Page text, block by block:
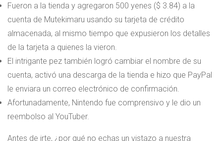
Fueron a la tienda y agregaron 500 yenes ($ 3.84) a la
cuenta de Mutekimaru usando su tarjeta de crédito
almacenada, al mismo tiempo que expusieron los detalles
de la tarjeta a quienes la vieron.
El intrigante pez también logró cambiar el nombre de su
cuenta, activó una descarga de la tienda e hizo que PayPal
le enviara un correo electrónico de confirmación.
Afortunadamente, Nintendo fue comprensivo y le dio un
reembolso al YouTuber.
Antes de irte, ¿por qué no echas un vistazo a nuestra